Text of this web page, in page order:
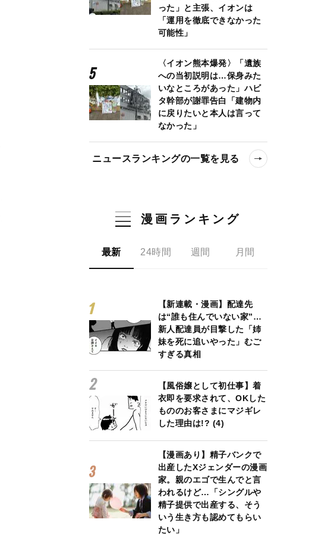
った」と主張、イオンは
「運用を徹底できなかった
可能性」
〈イオン熊本爆発〉「遺族
への当初説明は…保身みた
いなところがあった」ハビ
タ幹部が謝罪告白「建物内
に戻りたいと本人は言って
なかった」
ニュースランキングの一覧を見る
漫画ランキング
最新 24時間 週間 月間
【新連載・漫画】配達先
は“誰も住んでいない家”…
新人配達員が目撃した「姉
妹を死に追いやった」むご
すぎる真相
【風俗嬢として初仕事】着
衣即を要求されて、OKした
もののお客さまにマジギレ
した理由は!? (4)
【漫画あり】精子バンクで
出産したXジェンダーの漫画
家。親のエゴで生んでと言
われるけど…「シングルや
精子提供で出産する、そう
いう生き方も認めてもらい
たい」